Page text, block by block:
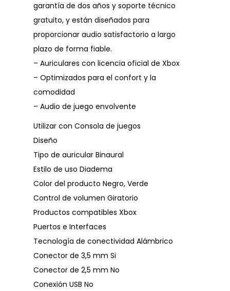
garantía de dos años y soporte técnico
gratuito, y están diseñados para
proporcionar audio satisfactorio a largo
plazo de forma fiable.
– Auriculares con licencia oficial de Xbox
– Optimizados para el confort y la
comodidad
– Audio de juego envolvente
Utilizar con Consola de juegos
Diseño
Tipo de auricular Binaural
Estilo de uso Diadema
Color del producto Negro, Verde
Control de volumen Giratorio
Productos compatibles Xbox
Puertos e Interfaces
Tecnología de conectividad Alámbrico
Conector de 3,5 mm Si
Conector de 2,5 mm No
Conexión USB No